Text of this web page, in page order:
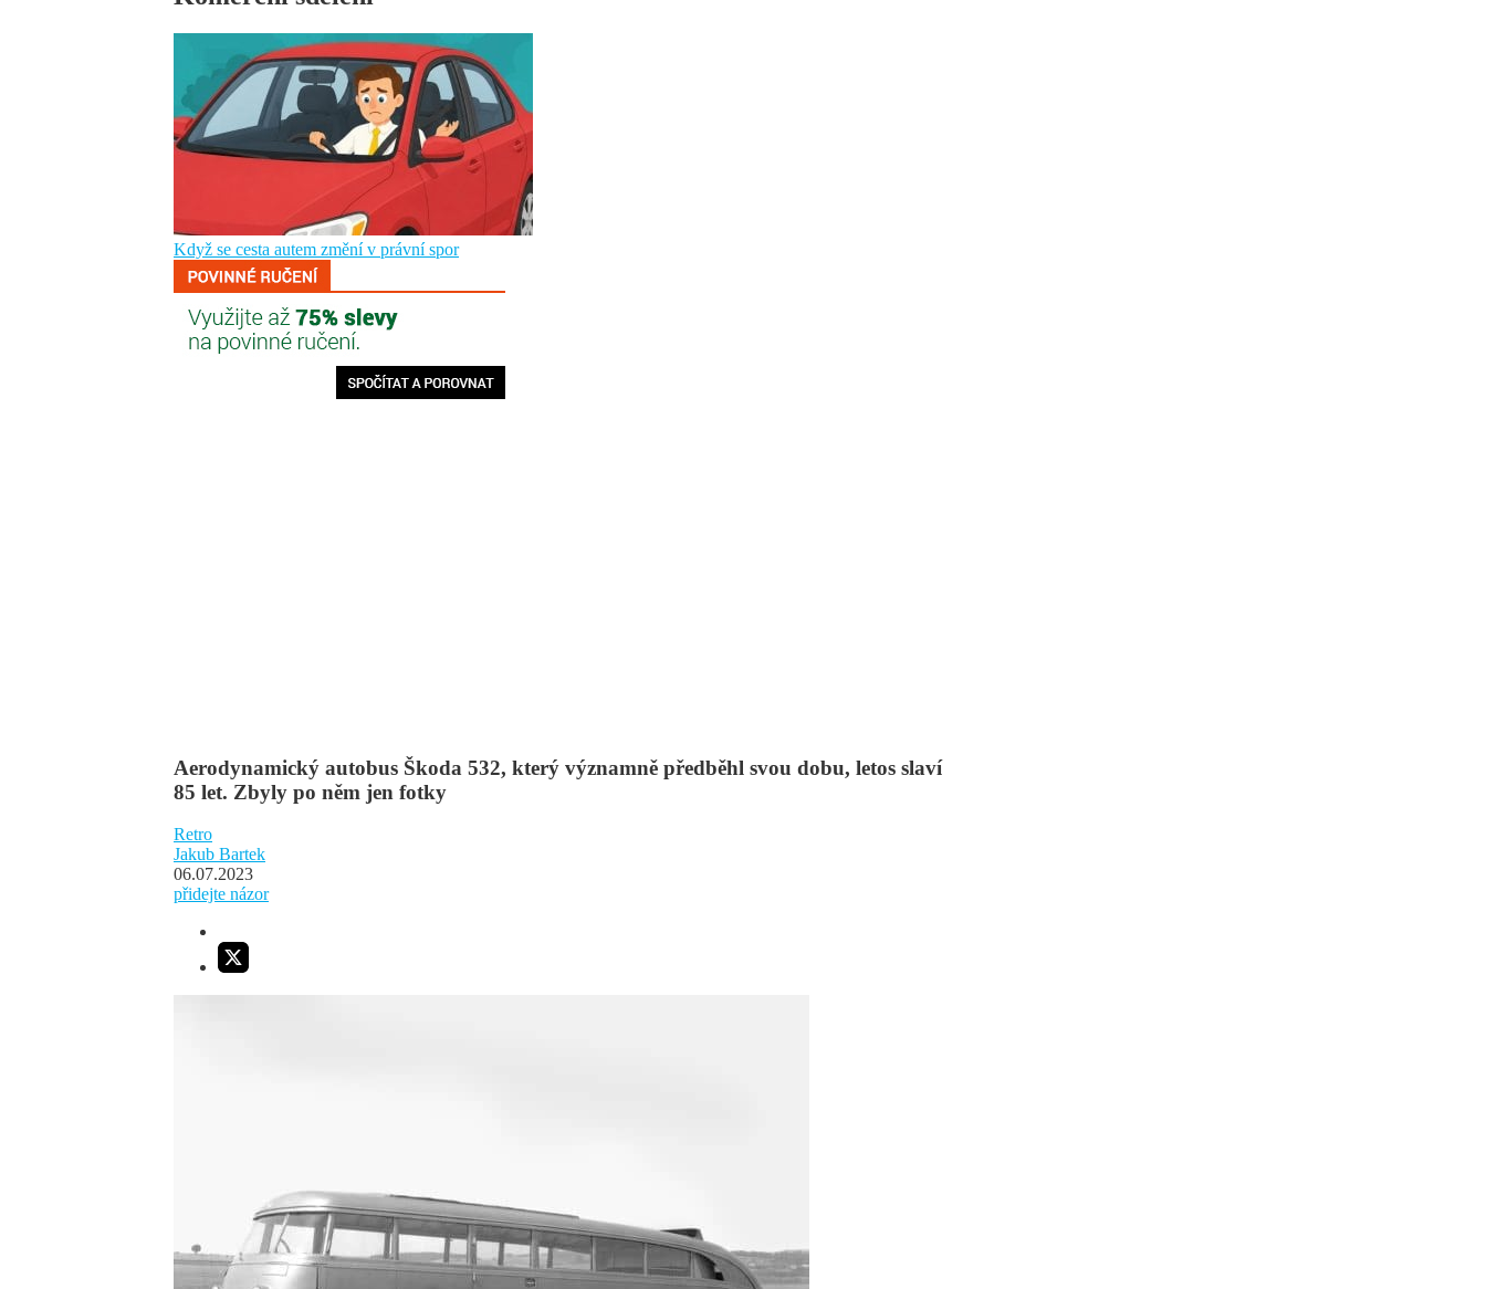
Aerodynamický autobus Škoda 532, který významně předběhl svou dobu, letos slaví
85 let. Zbyly po něm jen fotky
Retro
Jakub Bartek
06.07.2023
přidejte názor
Když se cesta autem změní v právní spor